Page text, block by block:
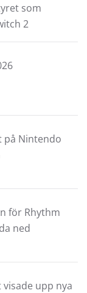
som
2
på Nintendo
för Rhythm
ned
upp nya